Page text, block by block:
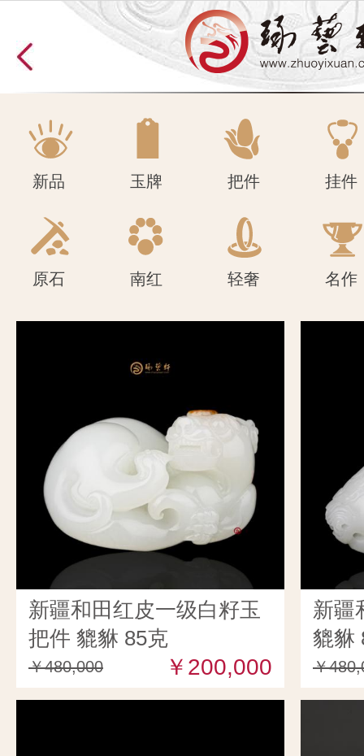
原石 南红 轻奢 名作
新品 玉牌 把件 挂件
原石 南红 轻奢 名作
新疆和田红皮一级白籽玉
把件 貔貅 85克
￥480,000 ￥200,000
新疆
貔貅
￥